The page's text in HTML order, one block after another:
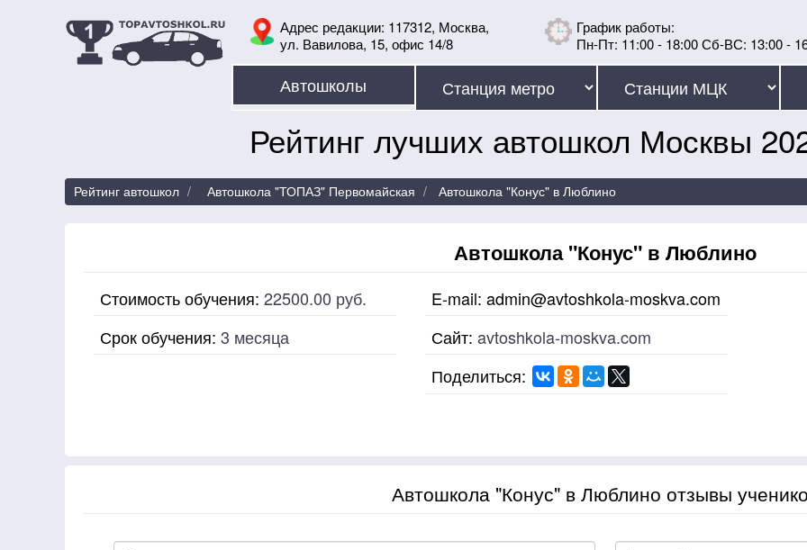
Адрес редакции: 117312, Москва,
ул. Вавилова, 15, офис 14/8
График работы:
Пн-Пт: 11:00 - 18:00 Сб-ВС: 13:00 -
Автошколы
Рейтинг лучших автошкол Москвы
Рейтинг автошкол Автошкола "ТОПАЗ" Первомайская Автошкола "Конус" в Люблино
Автошкола "Конус" в Люблино
Стоимость обучения: 22500.00 руб.
Срок обучения: 3 месяца
E-mail: admin@avtoshkola-moskva.com
Сайт: avtoshkola-moskva.com
Поделиться:
Автошкола "Конус" в Люблино отзывы